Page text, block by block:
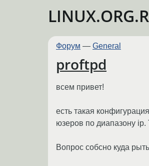
Форум — General
proftpd
всем привет!
есть такая
юзеров по диапазону
Вопрос собсно куда